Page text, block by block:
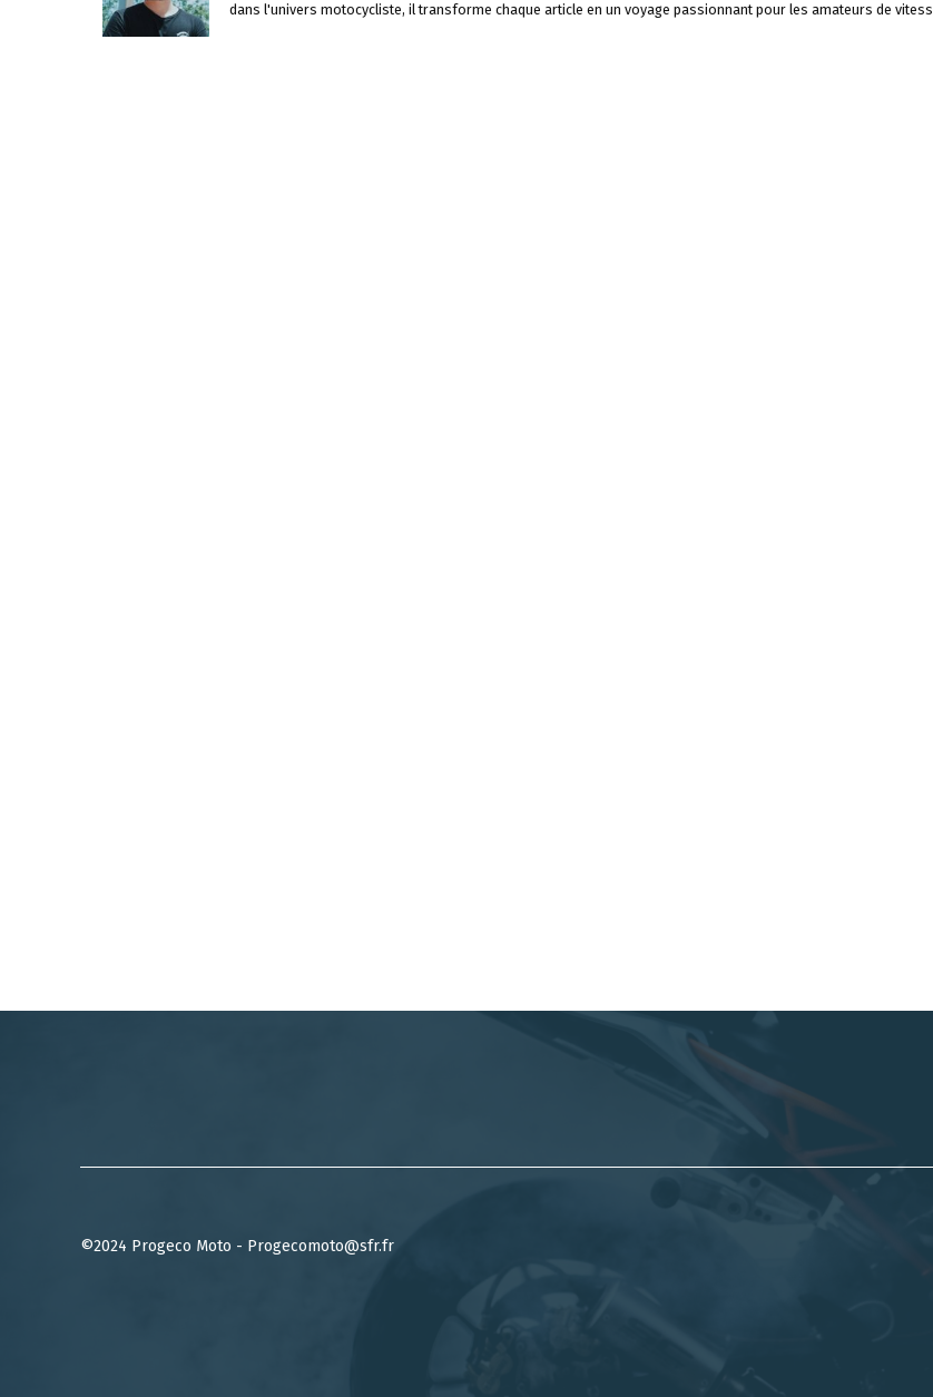
dans l'univers motocycliste, il transforme chaque article en un voyage passionnant pour les amateurs de
©2024 Progeco Moto - Progecomoto@sfr.fr